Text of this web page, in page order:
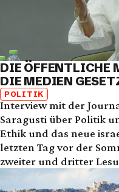
DIE ÖFFENTLICHE
DIE MEDIEN
POLITIK
Interview mit der
Saragusti über Politik
Ethik und das neue
letzten Tag vor der
zweiter und dritter